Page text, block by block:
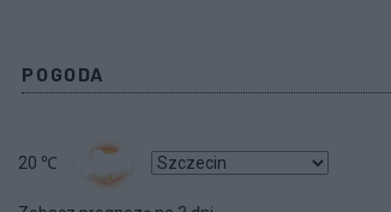
POGODA
20 ℃